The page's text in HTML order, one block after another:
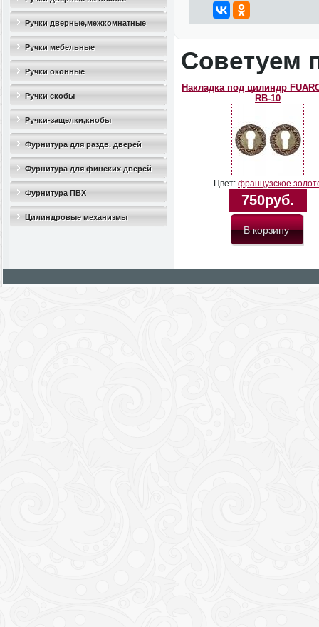
Ручки дверные,межкомнатные
Ручки мебельные
Ручки оконные
Ручки скобы
Ручки-защелки,кнобы
Фурнитура для раздв. дверей
Фурнитура для финских дверей
Фурнитура ПВХ
Цилиндровые механизмы
Советуем
Накладка под цилиндр
RB-10
Цвет: французское
750руб.